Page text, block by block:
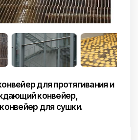
для протягивания и
конвейер,
для сушки.